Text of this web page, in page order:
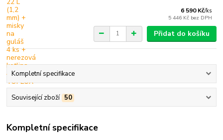
6 590 Kč/ks
5 446 Kč bez DPH
Přidat do košíku
Kompletní specifikace
Související zboží 50
Kompletní specifikace